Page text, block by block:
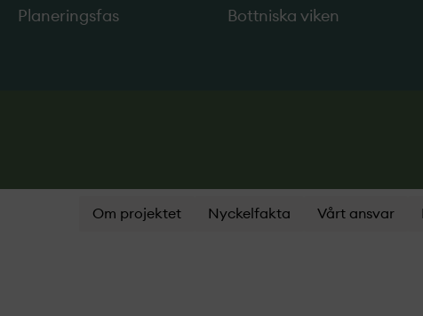
Planeringsfas Bottniska viken
Om projektet Nyckelfakta Vårt ansvar